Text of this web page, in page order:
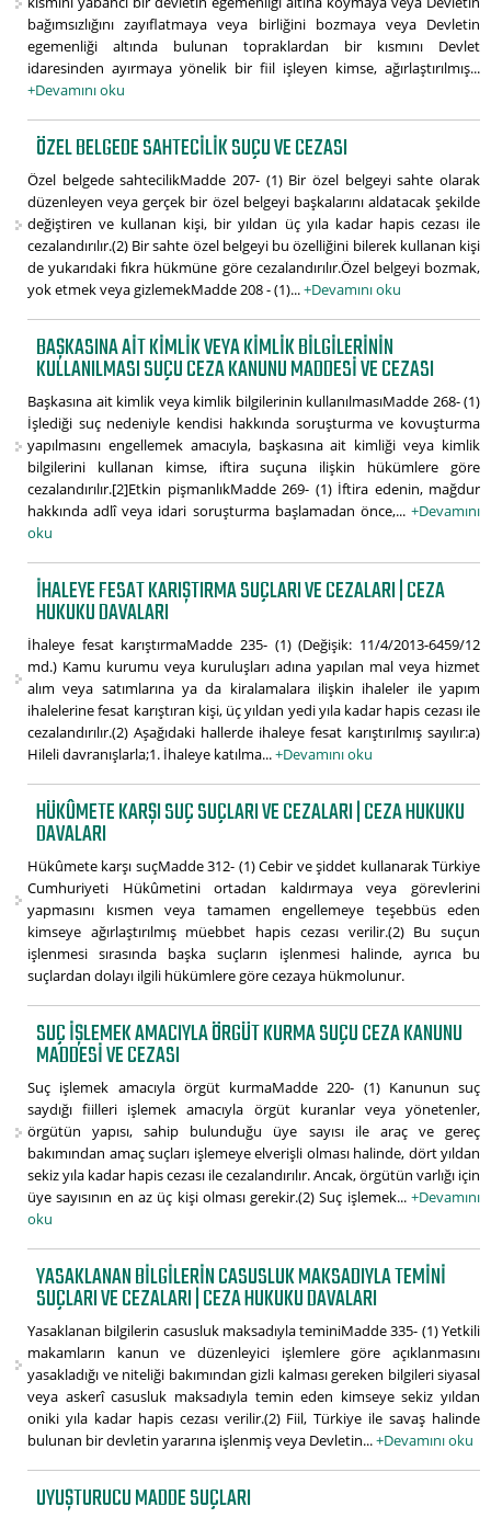
bağımsızlığını zayıflatmaya veya birliğini bozmaya veya Devletin
egemenliği altında bulunan topraklardan bir kısmını Devlet
idaresinden ayırmaya yönelik bir fiil işleyen kimse, ağırlaştırılmış...
+Devamını oku
ÖZEL BELGEDE SAHTECILIK SUÇU VE CEZASI
Özel belgede sahtecilikMadde 207- (1) Bir özel belgeyi sahte olarak
düzenleyen veya gerçek bir özel belgeyi başkalarını aldatacak şekilde
değiştiren ve kullanan kişi, bir yıldan üç yıla kadar hapis cezası ile
cezalandırılır.(2) Bir sahte özel belgeyi bu özelliğini bilerek kullanan kişi
de yukarıdaki fıkra hükmüne göre cezalandırılır.Özel belgeyi bozmak,
yok etmek veya gizlemekMadde 208 - (1)...+Devamını oku
BAŞKASINA AIT KIMLIK VEYA KIMLIK BILGILERININ
KULLANILMASI SUÇU CEZA KANUNU MADDESI VE CEZASI
Başkasına ait kimlik veya kimlik bilgilerinin kullanılmasıMadde 268- (1)
İşlediği suç nedeniyle kendisi hakkında soruşturma ve kovuşturma
yapılmasını engellemek amacıyla, başkasına ait kimliği veya kimlik
bilgilerini kullanan kimse, iftira suçuna ilişkin hükümlere göre
cezalandırılır.[2]Etkin pişmanlıkMadde 269- (1) İftira edenin, mağdur
hakkında adlî veya idari soruşturma başlamadan önce,... +Devamını
oku
İHALEYE FESAT KARIŞTIRMA SUÇLARI VE CEZALARI | CEZA
HUKUKU DAVALARI
İhaleye fesat karıştırmaMadde 235- (1) (Değişik: 11/4/2013-6459/12
md.) Kamu kurumu veya kuruluşları adına yapılan mal veya hizmet
alım veya satımlarına ya da kiralamalara ilişkin ihaleler ile yapım
ihalelerine fesat karıştıran kişi, üç yıldan yedi yıla kadar hapis cezası ile
cezalandırılır.(2) Aşağıdaki hallerde ihaleye fesat karıştırılmış sayılır:a)
Hileli davranışlarla;1. İhaleye katılma...+Devamını oku
HÜKÛMETE KARŞI SUÇ SUÇLARI VE CEZALARI | CEZA HUKUKU
DAVALARI
Hükûmete karşı suçMadde 312- (1) Cebir ve şiddet kullanarak Türkiye
Cumhuriyeti Hükûmetini ortadan kaldırmaya veya görevlerini
yapmasını kısmen veya tamamen engellemeye teşebbüs eden
kimseye ağırlaştırılmış müebbet hapis cezası verilir.(2) Bu suçun
işlenmesi sırasında başka suçların işlenmesi halinde, ayrıca bu
suçlardan dolayı ilgili hükümlere göre cezaya hükmolunur.
SUÇ IŞLEMEK AMACIYLA ÖRGÜT KURMA SUÇU CEZA KANUNU
MADDESI VE CEZASI
Suç işlemek amacıyla örgüt kurmaMadde 220- (1) Kanunun suç
saydığı fiilleri işlemek amacıyla örgüt kuranlar veya yönetenler,
örgütün yapısı, sahip bulunduğu üye sayısı ile araç ve gereç
bakımından amaç suçları işlemeye elverişli olması halinde, dört yıldan
sekiz yıla kadar hapis cezası ile cezalandırılır. Ancak, örgütün varlığı için
üye sayısının en az üç kişi olması gerekir.(2) Suç işlemek... +Devamını
oku
YASAKLANAN BILGILERIN CASUSLUK MAKSADIYLA TEMINI
SUÇLARI VE CEZALARI | CEZA HUKUKU DAVALARI
Yasaklanan bilgilerin casusluk maksadıyla teminiMadde 335- (1) Yetkili
makamların kanun ve düzenleyici işlemlere göre açıklanmasını
yasakladığı ve niteliği bakımından gizli kalması gereken bilgileri siyasal
veya askerî casusluk maksadıyla temin eden kimseye sekiz yıldan
oniki yıla kadar hapis cezası verilir.(2) Fiil, Türkiye ile savaş halinde
bulunan bir devletin yararına işlenmiş veya Devletin...+Devamını oku
UYUŞTURUCU MADDE SUÇLARI